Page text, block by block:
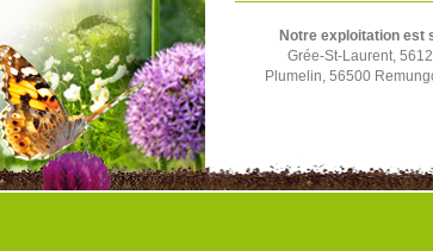
Notre exploitation est
Grée-St-Laurent,
Plumelin, 56500